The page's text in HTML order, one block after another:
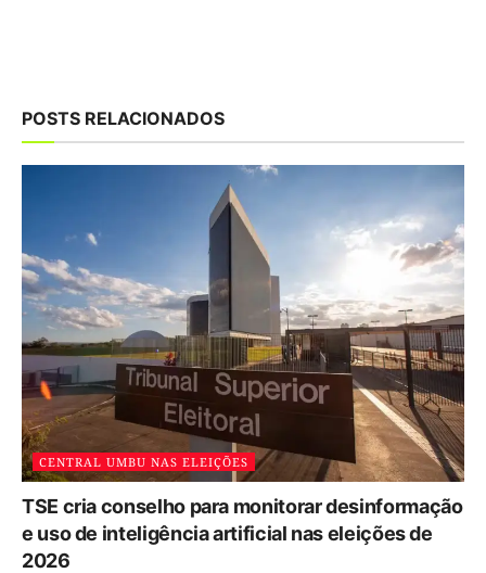
POSTS RELACIONADOS
CENTRAL UMBU NAS ELEIÇÕES
TSE cria conselho para monitorar desinformação
e uso de inteligência artificial nas eleições de
2026